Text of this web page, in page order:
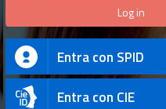
Entra con SPID
Entra con CIE